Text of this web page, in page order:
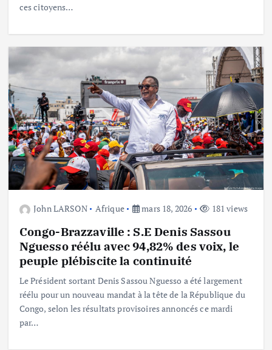
ces citoyens…
John LARSON Afrique mars 18, 2026 181 views
Congo-Brazzaville : S.E Denis Sassou
Nguesso réélu avec 94,82% des voix, le
peuple plébiscite la continuité
Le Président sortant Denis Sassou Nguesso a été largement
réélu pour un nouveau mandat à la tête de la République du
Congo, selon les résultats provisoires annoncés ce mardi
par…